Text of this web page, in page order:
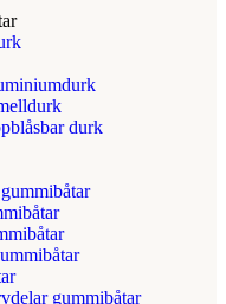
durk
gummibåtar